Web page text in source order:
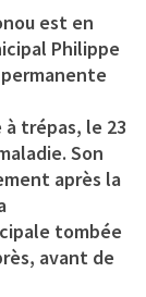
est en
Philippe
trépas, le 23
Son
après la
tombée
avant de